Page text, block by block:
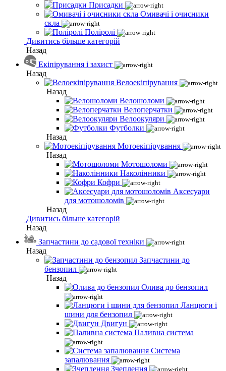
Присадки
Омивачі і очисники
скла
Поліролі
Дивитись більше категорій
Назад
Екіпірування і захист
Назад
Велоекіпірування
Назад
Велошоломи
Велоперчатки
Велоокуляри
Футболки
Назад
Мотоекіпірування
Назад
Мотошоломи
Наколінники
Кофри
Аксесуари
для мотошоломів
Назад
Дивитись більше категорій
Назад
Запчастини до садової техніки
Назад
Запчастини до
бензопил
Назад
Олива до бензопил
Ланцюги і
шини для бензопил
Двигун
Паливна система
Система
запалювання
Зчеплення